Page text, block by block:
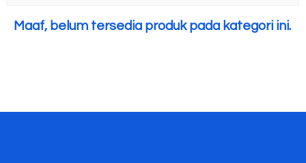
Maaf, belum tersedia produk pada kategori ini.